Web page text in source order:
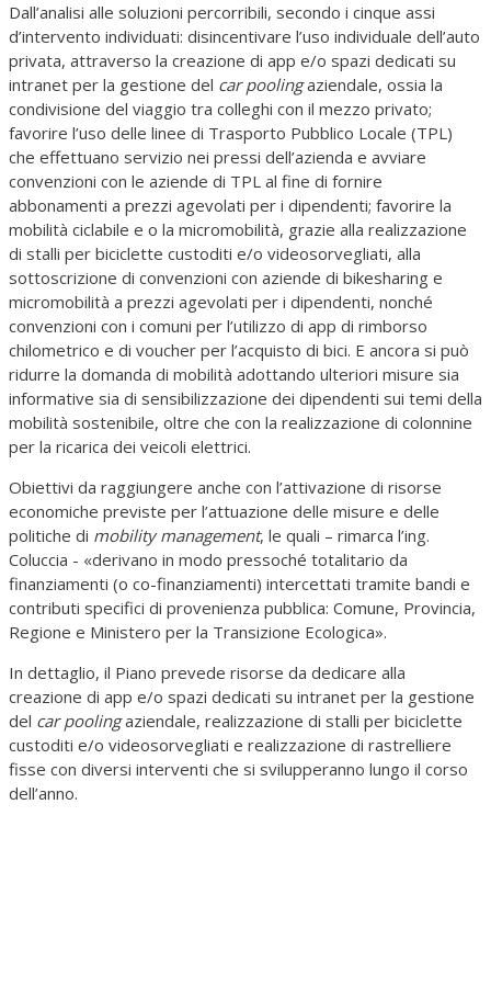
Dall’analisi alle soluzioni percorribili, secondo i cinque assi
d’intervento individuati: disincentivare l’uso individuale dell’auto
privata, attraverso la creazione di app e/o spazi dedicati su
intranet per la gestione del car poolingaziendale, ossia la
condivisione del viaggio tra colleghi con il mezzo privato;
favorire l’uso delle linee di Trasporto Pubblico Locale (TPL)
che effettuano servizio nei pressi dell’azienda e avviare
convenzioni con le aziende di TPL al fine di fornire
abbonamenti a prezzi agevolati per i dipendenti; favorire la
mobilità ciclabile e o la micromobilità, grazie alla realizzazione
di stalli per biciclette custoditi e/o videosorvegliati, alla
sottoscrizione di convenzioni con aziende di bikesharing e
micromobilità a prezzi agevolati per i dipendenti, nonché
convenzioni con i comuni per l’utilizzo di app di rimborso
chilometrico e di voucher per l’acquisto di bici. E ancora si può
ridurre la domanda di mobilità adottando ulteriori misure sia
informative sia di sensibilizzazione dei dipendenti sui temi della
mobilità sostenibile, oltre che con la realizzazione di colonnine
per la ricarica dei veicoli elettrici.
Obiettivi da raggiungere anche con l’attivazione di risorse
economiche previste per l’attuazione delle misure e delle
politiche di mobility management, le quali – rimarca l’ing.
Coluccia - «derivano in modo pressoché totalitario da
finanziamenti (o co-finanziamenti) intercettati tramite bandi e
contributi specifici di provenienza pubblica: Comune, Provincia,
Regione e Ministero per la Transizione Ecologica».
In dettaglio, il Piano prevede risorse da dedicare alla
creazione di app e/o spazi dedicati su intranet per la gestione
del car poolingaziendale, realizzazione di stalli per biciclette
custoditi e/o videosorvegliati e realizzazione di rastrelliere
fisse con diversi interventi che si svilupperanno lungo il corso
dell’anno.